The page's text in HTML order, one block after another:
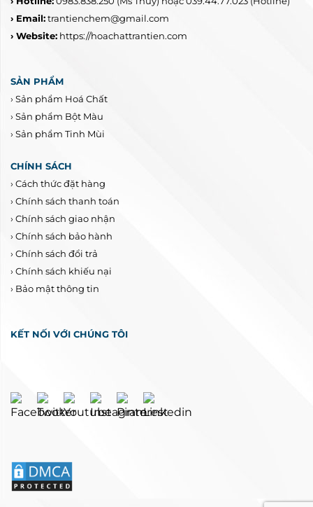
› Email:trantienchem@gmail.com
› Website: https://hoachattrantien.com
SẢN PHẨM
› Sản phẩm Hoá Chất
› Sản phẩm Bột Màu
› Sản phẩm Tinh Mùi
CHÍNH SÁCH
› Cách thức đặt hàng
› Chính sách thanh toán
› Chính sách giao nhận
› Chính sách bảo hành
› Chính sách đổi trả
› Chính sách khiếu nại
› Bảo mật thông tin
KẾT NỐI VỚI CHÚNG TÔI